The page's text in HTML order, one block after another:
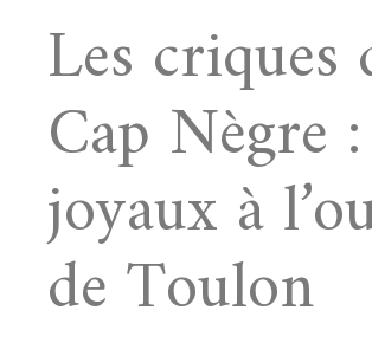
Les criques
Cap Nègre
joyaux à
de Toulon